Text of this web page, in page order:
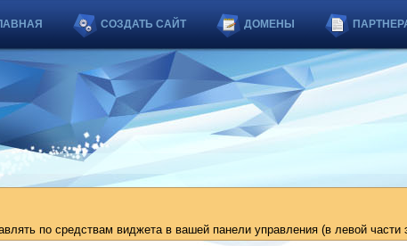
СОЗДАТЬ САЙТ ДОМЕНЫ
по средствам виджета в вашей панели управления (в левой части